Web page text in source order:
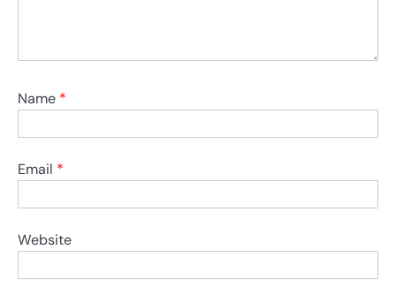
Name *
Email *
Website